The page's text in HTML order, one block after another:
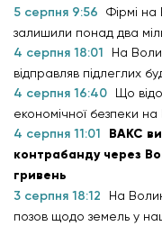
5 серпня 9:56
Фірмі на
залишили понад два
4 серпня 18:01
На
відправляв підлеглих
4 серпня 16:40
Що
економічної безпеки на
4 серпня 11:01
ВАКС
контрабанду через
гривень
3 серпня 18:12
На
позов щодо земель у